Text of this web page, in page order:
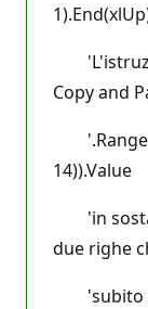
Copy and
14)).Value
'in
due righe
'subito